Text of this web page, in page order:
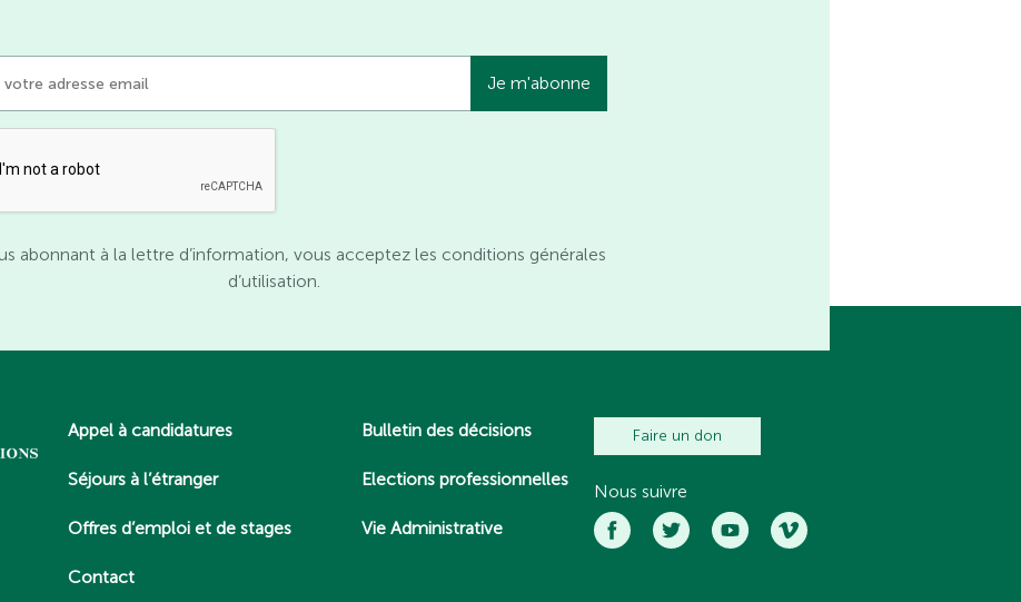
abonnant à la lettre d’information, vous acceptez les conditions générales
d’utilisation.
Appel à candidatures
Séjours à l’étranger
Offres d’emploi et de stages
Contact
Bulletin des décisions
Elections professionnelles
Vie Administrative
Faire un don
Nous suivre